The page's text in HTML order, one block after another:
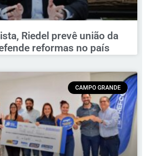
Riedel prevê união da
reformas no país
CAMPO GRANDE